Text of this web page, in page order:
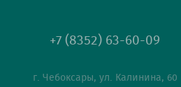
+7 (8352) 63-60-09
г. Чебоксары, ул. Калинина, 60